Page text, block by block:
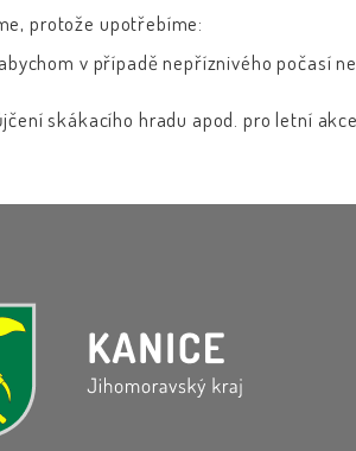
protože upotřebíme:
v případě nepříznivého počasí
skákacího hradu apod. pro letní